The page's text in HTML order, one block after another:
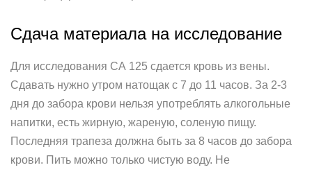
Сдача материала на исследование
Для исследования СА 125 сдается кровь из вены.
Сдавать нужно утром натощак с 7 до 11 часов. За 2-3
дня до забора крови нельзя употреблять алкогольные
напитки, есть жирную, жареную, соленую пищу.
Последняя трапеза должна быть за 8 часов до забора
крови. Пить можно только чистую воду. Не